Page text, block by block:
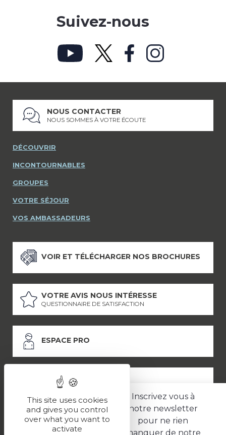
Inscrivez vous à
notre newsletter
pour ne rien
manquer de notre
Suivez-nous
NOUS CONTACTER
NOUS SOMMES À VOTRE ÉCOUTE
DÉCOUVRIR
INCONTOURNABLES
GROUPES
VOTRE SÉJOUR
VOS AMBASSADEURS
VOIR ET TÉLÉCHARGER NOS BROCHURES
VOTRE AVIS NOUS INTÉRESSE
QUESTIONNAIRE DE SATISFACTION
ESPACE PRO
ESPACE PRESSE
LES PARTENAIRES
This site uses cookies
and gives you control
over what you want to
activate